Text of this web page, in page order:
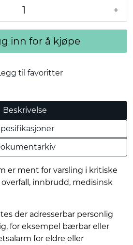
+
inn for å kjøpe
til favoritter
Beskrivelse
er ment for varsling i kritiske
innbrudd, medisinsk
der adresserbar personlig
for eksempel bærbar eller
for eldre eller